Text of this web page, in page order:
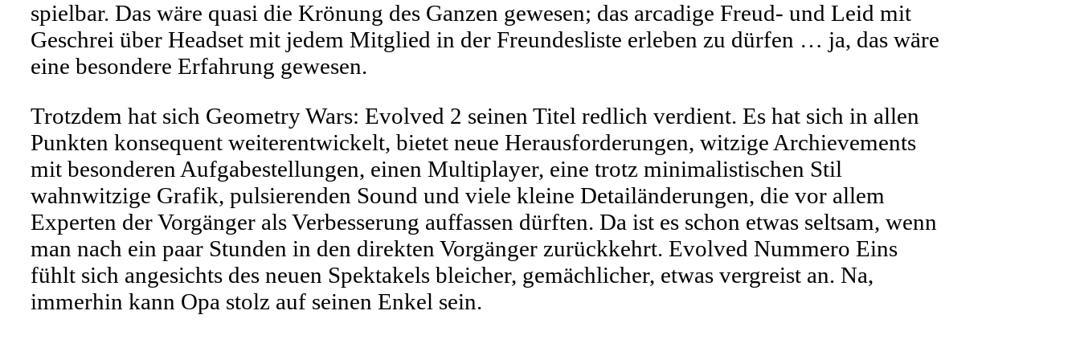
spielbar. Das wäre quasi die Krönung des Ganzen gewesen; das arcadige Freud- und Leid mit
Geschrei über Headset mit jedem Mitglied in der Freundesliste erleben zu dürfen … ja, das wäre
eine besondere Erfahrung gewesen.
Trotzdem hat sich Geometry Wars: Evolved 2 seinen Titel redlich verdient. Es hat sich in allen
Punkten konsequent weiterentwickelt, bietet neue Herausforderungen, witzige Archievements
mit besonderen Aufgabestellungen, einen Multiplayer, eine trotz minimalistischen Stil
wahnwitzige Grafik, pulsierenden Sound und viele kleine Detailänderungen, die vor allem
Experten der Vorgänger als Verbesserung auffassen dürften. Da ist es schon etwas seltsam, wenn
man nach ein paar Stunden in den direkten Vorgänger zurückkehrt. Evolved Nummero Eins
fühlt sich angesichts des neuen Spektakels bleicher, gemächlicher, etwas vergreist an. Na,
immerhin kann Opa stolz auf seinen Enkel sein.